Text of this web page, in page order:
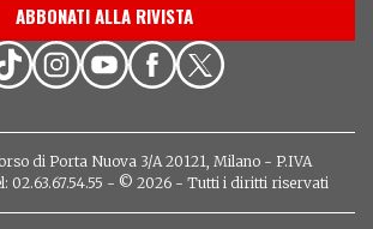
ABBONATI ALLA RIVISTA
di Porta Nuova 3/A 20121, Milano - P.IVA
02.63.67.54.55 - © 2026 - Tutti i diritti riservati